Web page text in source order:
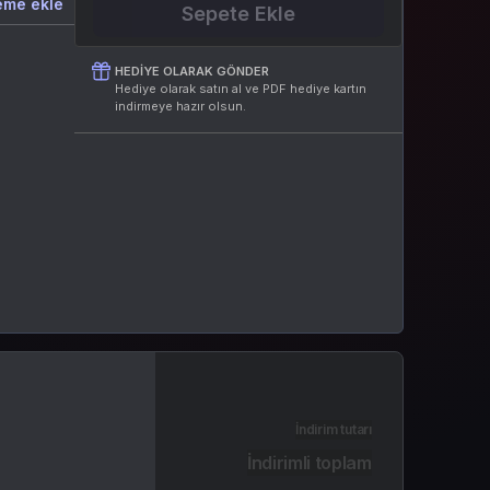
ekle Sepete Ekle
HEDIYE OLARAK GÖNDER
Hediye olarak satın al ve PDF hediye kartın
indirmeye hazır olsun.
İndirim tutarı
İndirimli toplam